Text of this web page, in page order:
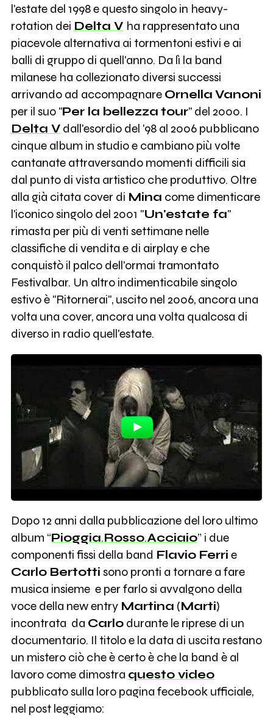
l'estate del 1998 e questo singolo in heavy-
rotation dei Delta V ha rappresentato una
piacevole alternativa ai tormentoni estivi e ai
balli di gruppo di quell'anno. Da lì la band
milanese ha collezionato diversi successi
arrivando ad accompagnare Ornella Vanoni
per il suo "Per la bellezza tour" del 2000. I
Delta Vdall'esordio del '98 al 2006 pubblicano
cinque album in studio e cambiano più volte
cantanate attraversando momenti difficili sia
dal punto di vista artistico che produttivo. Oltre
alla già citata cover di Mina come dimenticare
l'iconico singolo del 2001 "Un'estate fa"
rimasta per più di venti settimane nelle
classifiche di vendita e di airplay e che
conquistò il palco dell'ormai tramontato
Festivalbar. Un altro indimenticabile singolo
estivo è "Ritornerai", uscito nel 2006, ancora una
volta una cover, ancora una volta qualcosa di
diverso in radio quell'estate.
Dopo 12 anni dalla pubblicazione del loro ultimo
album “Pioggia.Rosso.Acciaio” i due
componenti fissi della band Flavio Ferri e
Carlo Bertotti sono pronti a tornare a fare
musica insieme e per farlo si avvalgono della
voce della new entry Martina (Marti)
incontrata da Carlodurante le riprese di un
documentario. Il titolo e la data di uscita restano
un mistero ciò che è certo è che la band è al
lavoro come dimostra questo video
pubblicato sulla loro pagina fecebook ufficiale,
nel post leggiamo: